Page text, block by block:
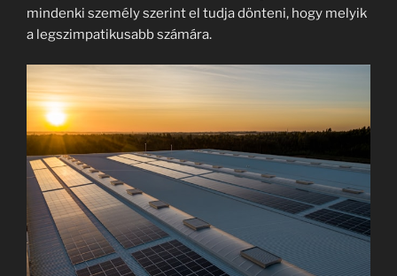
mindenki személy szerint el tudja dönteni, hogy melyik
a legszimpatikusabb számára.